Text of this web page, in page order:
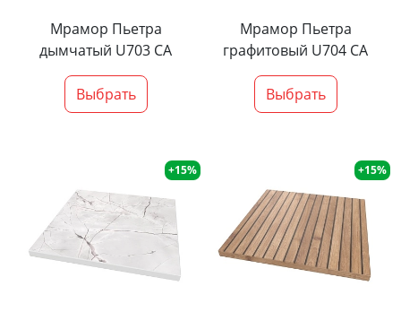
Мрамор Пьетра
дымчатый U703 CA
Выбрать
Мрамор Пьетра
графитовый U704 CA
Выбрать
+15% +15%